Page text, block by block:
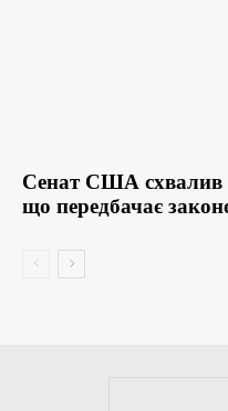
Сенат США схвалив
що передбачає